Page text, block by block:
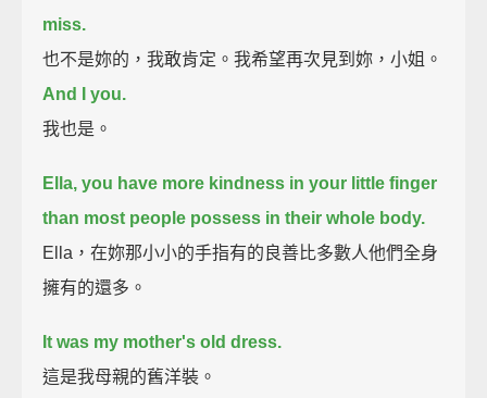
miss.
也不是妳的，我敢肯定。我希望再次見到妳，小姐。
And I you.
我也是。
Ella, you have more kindness in your little finger
than most people possess in their whole body.
Ella，在妳那小小的手指有的良善比多數人他們全身
擁有的還多。
It was my mother's old dress.
這是我母親的舊洋裝。